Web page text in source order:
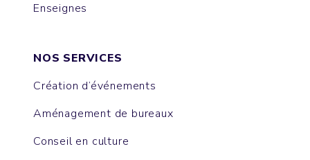
Enseignes
NOS SERVICES
Création d’événements
Aménagement de bureaux
Conseil en culture